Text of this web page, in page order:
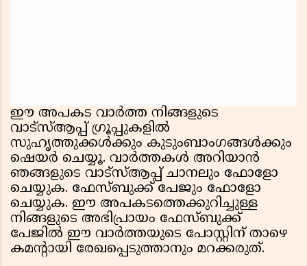
ഈ അപകട വാർത്ത നിങ്ങളുടെ
വാട്സ്ആപ്പ് ഗ്രൂപ്പുകളിൽ
സുഹൃത്തുക്കൾക്കും കുടുംബാംഗങ്ങൾക്കും
ഷെയർ ചെയ്യൂ. വാർത്തകൾ അറിയാൻ
ഞങ്ങളുടെ വാട്സ്ആപ്പ് ചാനലും ഫോളോ
ചെയ്യുക. ഫേസ്ബുക്ക് പേജും ഫോളോ
ചെയ്യുക. ഈ അപകടത്തെക്കുറിച്ചുള്ള
നിങ്ങളുടെ അഭിപ്രായം ഫേസ്ബുക്ക്
പേജിൽ ഈ വാർത്തയുടെ പോസ്റ്റിന് താഴെ
കമന്റായി രേഖപ്പെടുത്താനും മറക്കരുത്.